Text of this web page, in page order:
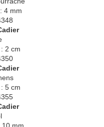
4 mm
2 cm
5 cm